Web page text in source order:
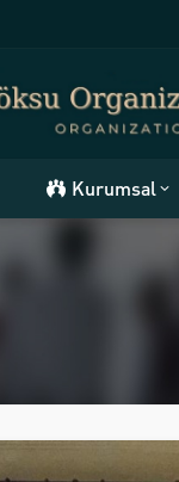
Kurumsal